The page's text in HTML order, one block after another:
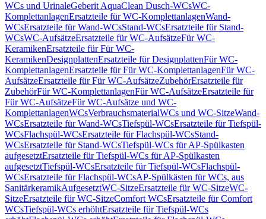
WCs und UrinaleGeberit AquaClean Dusch-WCsWC-
KomplettanlagenErsatzteile für WC-KomplettanlagenWand-
WCsErsatzteile für Wand-WCsStand-WCsErsatzteile für Stand-
WCsWC-AufsätzeErsatzteile für WC-AufsätzeFür WC-
KeramikenErsatzteile für Für WC-
KeramikenDesignplattenErsatzteile für DesignplattenFür WC-
KomplettanlagenErsatzteile für Für WC-KomplettanlagenFür WC-
AufsätzeErsatzteile für Für WC-AufsätzeZubehörErsatzteile für
ZubehörFür WC-KomplettanlagenFür WC-AufsätzeErsatzteile für
Für WC-AufsätzeFür WC-Aufsätze und WC-
KomplettanlagenWCsVerbrauchsmaterialWCs und WC-SitzeWand-
WCsErsatzteile für Wand-WCsTiefspül-WCsErsatzteile für Tiefspül-
WCsFlachspül-WCsErsatzteile für Flachspül-WCsStand-
WCsErsatzteile für Stand-WCsTiefspül-WCs für AP-Spülkasten
aufgesetztErsatzteile für Tiefspül-WCs für AP-Spülkasten
aufgesetztTiefspül-WCsErsatzteile für Tiefspül-WCsFlachspül-
WCsErsatzteile für Flachspül-WCsAP-Spülkästen für WCs, aus
SanitärkeramikAufgesetztWC-SitzeErsatzteile für WC-SitzeWC-
SitzeErsatzteile für WC-SitzeComfort WCsErsatzteile für Comfort
WCsTiefspül-WCs erhöhtErsatzteile für Tiefspül-WCs